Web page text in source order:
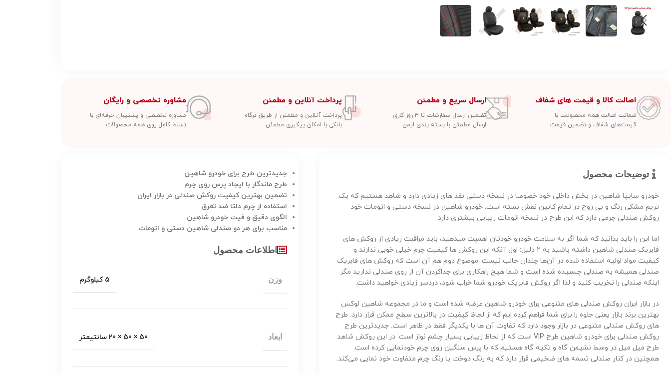
اصالت کالا و قیمت های شفاف
ضمانت اصالت همه محصولات با
قیمت‌های شفاف و تضمین قیمت
ارسال سریع و مطمئن
تضمین ارسال سفارشات تا ۳ روز کاری
ارسال مطمئن با بسته بندی ایمن
پرداخت آنلاین و مطمئن
پرداخت آنلاین و مطمئن از طریق درگاه
بانکی با امکان پیگیری مطمئن
مشاوره تخصصی و رایگان
مشاوره تخصصی و پشتیبان حرفه‌ای با
تسلط کامل روی همه محصولات
توضیحات محصول
خودرو سایپا شاهین در بخش داخلی خود خصوصا در نسخه دستی نقد های زیادی دارد و شاهد هستیم که یک
تریم مشکی رنگ و بی روح در تمام کابین نقش بسته است. خودرو شاهین در نسخه دستی و اتومات خود
روکش صندلی چرمی دارد که این طرح در نسخه اتومات زیبایی بیشتری دارد.
اما این را باید بدانید که شما اگر به سلامت خودرو خودتان اهمیت میدهید، باید مراقبت زیادی از روکش های
فابریک صندلی شاهین داشته باشید به 2 دلیل: اول آنکه این روکش ها کیفیت چرم خیلی خوبی ندارند و
کیفیت مواد اولیه استفاده شده در آن‌ها چندان جالب نیست. موضوع دوم هم آن است که روکش های فابریک
صندلی همیشه به صندلی چسبیده شده است و شما هیچ راهکاری برای جداکردن آن از روی صندلی ندارید مگر
اینکه صندلی را تخریب کنید و لذا اگر روکش فابریک خودرو شما خراب شود، دردسر زیادی خواهید داشت.
در بازار ایران روکش صندلی های متنوعی برای خودرو شاهین عرضه شده است و ما در مجموعه شاهین لوکس
بهترین برند بازار یعنی جلوه را برای شما فراهم کرده ایم که از لحاظ کیفیت در بالاترین سطح ممکن قرار دارد. طرح
های روکش صندلی متنوعی در بازار وجود دارد که تفاوت آن ها با یکدیگر فقط در ظاهر است. جدیدترین طرح
روکش صندلی برای خودرو شاهین طرح VIP است که از لحاظ زیبایی بسیار چشم نواز است. در این روکش شاهد
طرح میل میل در وسط نشیمن گاه و تکیه گاه هستیم که با پرس سنگین روی چرم خودنمایی کرده است.
همچنین در کنار صندلی تسمه های ضخیمی قرار دارد که به رنگ دوخت یا رنگ چرم متفاوت خود نمایی می‌کند.
جدیدترین طرح برای خودرو شاهین
طرح ماندگار با ایجاد پرس روی چرم
تضمین بهترین کیفیت روکش صندلی در بازار ایران
استفاده از چرم دلتا ضد تعرق
الگوی دقیق و فیت خودرو شاهین
مناسب برای هر دو صندلی شاهین دستی و اتومات
اطلاعات محصول
وزن 5 کیلوگرم
ابعاد 50 × 50 × 20 سانتیمتر